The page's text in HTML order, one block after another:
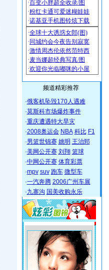
频道精彩推荐
·俄客机坠毁170人遇难
·莫斯科市场爆炸事件
·重庆遭遇特大旱灾
·2008奥运会 NBA 科比 F1
·男篮世锦赛 姚明 王治郅
·美网公开赛 刘翔 篮球
·中网公开赛 体育彩票
·mpv suv 跑车 微型车
·一汽奔腾 2006广州车展
·九寨沟 国美收购永乐